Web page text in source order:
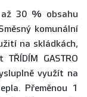
až 30 % obsahu
komunální
na skládkách,
GASTRO
využít na
Přeměnou 1